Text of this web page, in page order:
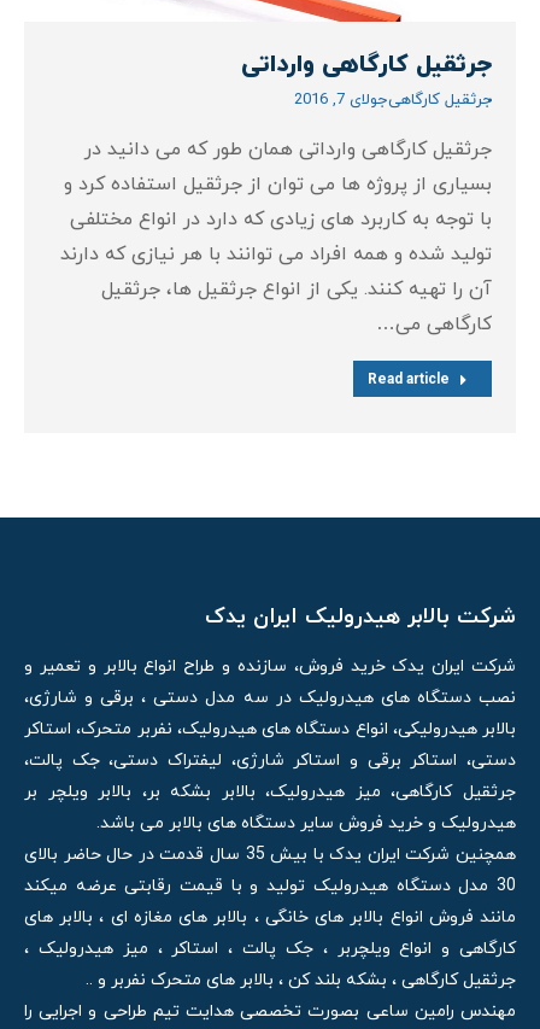
جرثقیل کارگاهی وارداتی
جرثقیل کارگاهیجولای 7, 2016
جرثقیل کارگاهی وارداتی همان طور که می دانید در
بسیاری از پروژه ها می توان از جرثقیل استفاده کرد و
با توجه به کاربرد های زیادی که دارد در انواع مختلفی
تولید شده و همه افراد می توانند با هر نیازی که دارند
آن را تهیه کنند. یکی از انواع جرثقیل ها، جرثقیل
کارگاهی می…
Read article
شرکت بالابر هیدرولیک ایران یدک
شرکت ایران یدک خرید فروش، سازنده و طراح انواع بالابر و تعمیر و
نصب دستگاه های هیدرولیک در سه مدل دستی ، برقی و شارژی،
بالابر هیدرولیکی، انواع دستگاه های هیدرولیک، نفربر متحرک، استاکر
دستی، استاکر برقی و استاکر شارژی، لیفتراک دستی، جک پالت،
جرثقیل کارگاهی، میز هیدرولیک، بالابر بشکه بر، بالابر ویلچر بر
هیدرولیک و خرید فروش سایر دستگاه های بالابر می باشد.
همچنین شرکت ایران یدک با بیش 35 سال قدمت در حال حاضر بالای
30 مدل دستگاه هیدرولیک تولید و با قیمت رقابتی عرضه میکند
مانند فروش انواع بالابر های خانگی ، بالابر های مغازه ای ، بالابر های
کارگاهی و انواع ویلچربر ، جک پالت ، استاکر ، میز هیدرولیک ،
جرثقیل کارگاهی ، بشکه بلند کن ، بالابر های متحرک نفربر و ..
مهندس رامین ساعی بصورت تخصصی هدایت تیم طراحی و اجرایی را